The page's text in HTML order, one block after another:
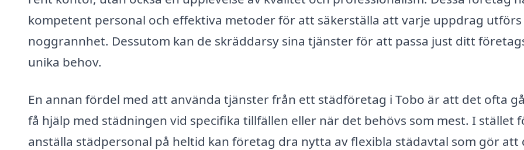
kompetent personal och effektiva metoder för att säkerställa att varje uppdrag
noggrannhet. Dessutom kan de skräddarsy sina tjänster för att passa just ditt
unika behov.
En annan fördel med att använda tjänster från ett städföretag i Tobo är att det ofta
få hjälp med städningen vid specifika tillfällen eller när det behövs som mest. I stället
anställa städpersonal på heltid kan företag dra nytta av flexibla städavtal som gör att